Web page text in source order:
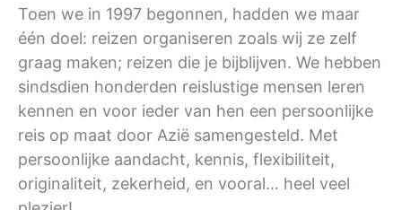
Toen we in 1997 begonnen, hadden we maar
één doel: reizen organiseren zoals wij ze zelf
graag maken; reizen die je bijblijven. We hebben
sindsdien honderden reislustige mensen leren
kennen en voor ieder van hen een persoonlijke
reis op maat door Azië samengesteld. Met
persoonlijke aandacht, kennis, flexibiliteit,
originaliteit, zekerheid, en vooral… heel veel